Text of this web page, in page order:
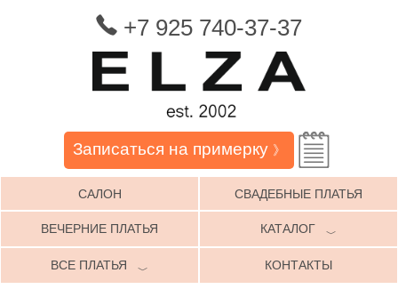
+7 925 740-37-37
Записаться на примерку 》
САЛОН СВАДЕБНЫЕ ПЛАТЬЯ
ВЕЧЕРНИЕ ПЛАТЬЯ КАТАЛОГ ﹀
ВСЕ ПЛАТЬЯ ﹀ КОНТАКТЫ